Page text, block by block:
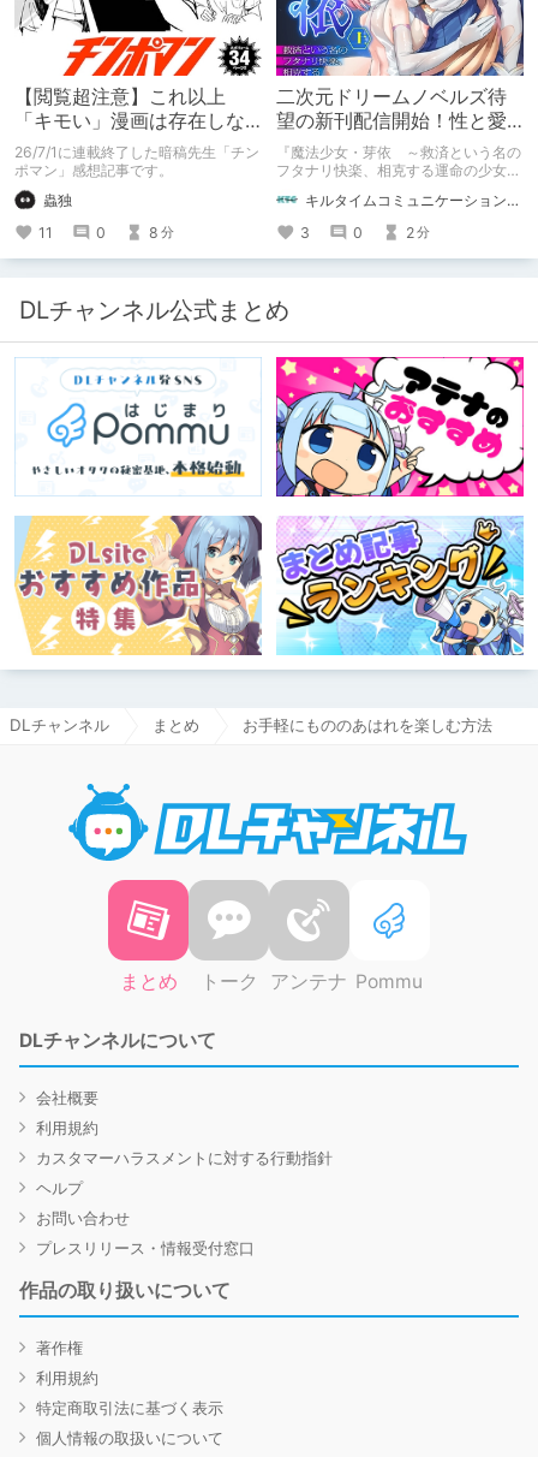
【閲覧超注意】これ以上
「キモい」漫画は存在しな
い？チンポマンとかいう
「魂の殺人」の完成形
26/7/1に連載終了した暗稿先生「チン
ポマン」感想記事です。
蟲独
11
0 8 分
二次元ドリームノベルズ待
望の新刊配信開始！性と愛
が渦巻く、ファンタジー官
能小説開幕！
『魔法少女・芽依 ～救済という名の
フタナリ快楽、相克する運命の少女た
ト：鳩春 一気に上・下巻が同時配
信！
キルタイムコミュニケーション（KTC）の作品を一人でも多くの人に知ってほしい人
3
0 2分
DLチャンネル公式まとめ
DLチャンネル まとめ お手軽にもののあはれを楽しむ方法
まとめ トーク アンテナ Pommu
DLチャンネルについて
会社概要
利用規約
カスタマーハラスメントに対する行動指針
ヘルプ
お問い合わせ
プレスリリース・情報受付窓口
作品の取り扱いについて
著作権
利用規約
特定商取引法に基づく表示
個人情報の取扱いについて